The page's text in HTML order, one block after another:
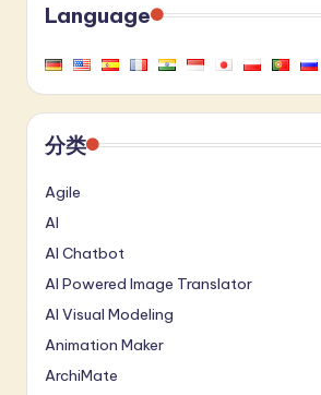
Language
分类
Agile
AI
AI Chatbot
AI Powered Image Translator
AI Visual Modeling
Animation Maker
ArchiMate